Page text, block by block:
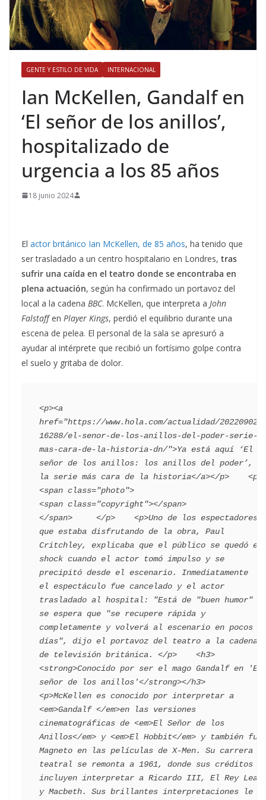
GENTE Y ESTILO DE VIDA INTERNACIONAL
​Ian McKellen, Gandalf en
‘El señor de los anillos’,
hospitalizado de
urgencia a los 85 años
18 junio 2024
El actor británico Ian McKellen, de 85 años, ha tenido que
ser trasladado a un centro hospitalario en Londres, tras
sufrir una caída en el teatro donde se encontraba en
plena actuación, según ha confirmado un portavoz del
local a la cadena BBC. McKellen, que interpreta a John
Falstaffen Player Kings, perdió el equilibrio durante una
escena de pelea. El personal de la sala se apresuró a
ayudar al intérprete que recibió un fortísimo golpe contra
el suelo y gritaba de dolor.
<p><a
href="https://www.hola.com/actualidad/202209022
16288/el-senor-de-los-anillos-del-poder-serie-
mas-cara-de-la-historia-dn/">Ya está aquí ‘El
señor de los anillos: los anillos del poder’,
la serie más cara de la historia</a></p>    <p>
<span class="photo">
<span class="copyright"></span>
</span>     </p>    <p>Uno de los espectadores
que estaba disfrutando de la obra, Paul
Critchley, explicaba que el público se quedó en
shock cuando el actor tomó impulso y se
precipitó desde el escenario. Inmediatamente
el espectáculo fue cancelado y el actor
trasladado al hospital: "Está de "buen humor" y
se espera que "se recupere rápida y
completamente y volverá al escenario en pocos
días", dijo el portavoz del teatro a la cadena
de televisión británica. </p>    <h3>
<strong>Conocido por ser el mago Gandalf en 'El
señor de los anillos'</strong></h3>
<p>McKellen es conocido por interpretar a
<em>Gandalf </em>en las versiones
cinematográficas de <em>El Señor de los
Anillos</em> y <em>El Hobbit</em> y también fue
Magneto en las películas de X-Men. Su carrera
teatral se remonta a 1961, donde sus créditos
incluyen interpretar a Ricardo III, El Rey Lear
y Macbeth. Sus brillantes interpretaciones le